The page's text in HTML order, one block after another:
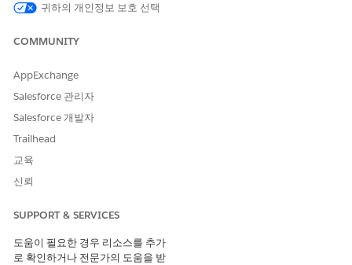
집합 번들로 추가할 수 있는 고유한 코드입니다.
다.
입력합니다. 식 집합을 사용하여 기준을 조건으로 설정합니다.
식 집합을 사용하여 임상 측정 기준을 환자 레코드를 평가하기
오.
치료 공백을 평가하기 위한 조치 설정
저장을 클릭합니다.
예
귀하의 개인정보 보호 선택
COMMUNITY
AppExchange
Salesforce 관리자
Salesforce 개발자
Trailhead
교육
신뢰
SUPPORT & SERVICES
도움이 필요한 경우 리소스를 추가
로 확인하거나 전문가의 도움을 받